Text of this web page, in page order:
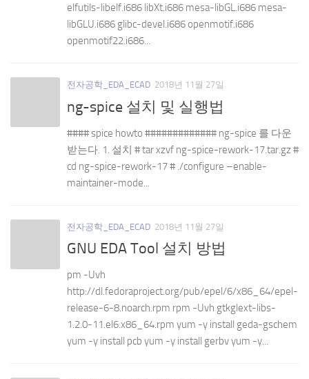
elfutils-libelf.i686 libXt.i686 mesa-libGL.i686 mesa-
libGLU.i686 glibc-devel.i686 openmotif.i686
openmotif22.i686...
전자공학_EDA_ECAD 2018년 11월 27일
ng-spice 설치 및 실행법
#### spice howto ############# ng-spice 를 다운
받는다. 1. 설치 # tar xzvf ng-spice-rework-17.tar.gz #
cd ng-spice-rework-17 # ./configure –enable-
maintainer-mode...
전자공학_EDA_ECAD 2018년 11월 27일
GNU EDA Tool 설치 방법
pm -Uvh
http://dl.fedoraproject.org/pub/epel/6/x86_64/epel-
release-6-8.noarch.rpm rpm -Uvh gtkglext-libs-
1.2.0-11.el6.x86_64.rpm yum -y install geda-gschem
yum -y install pcb yum -y install gerbv yum -y...